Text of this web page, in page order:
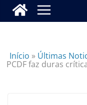
Início » Últimas
PCDF faz duras